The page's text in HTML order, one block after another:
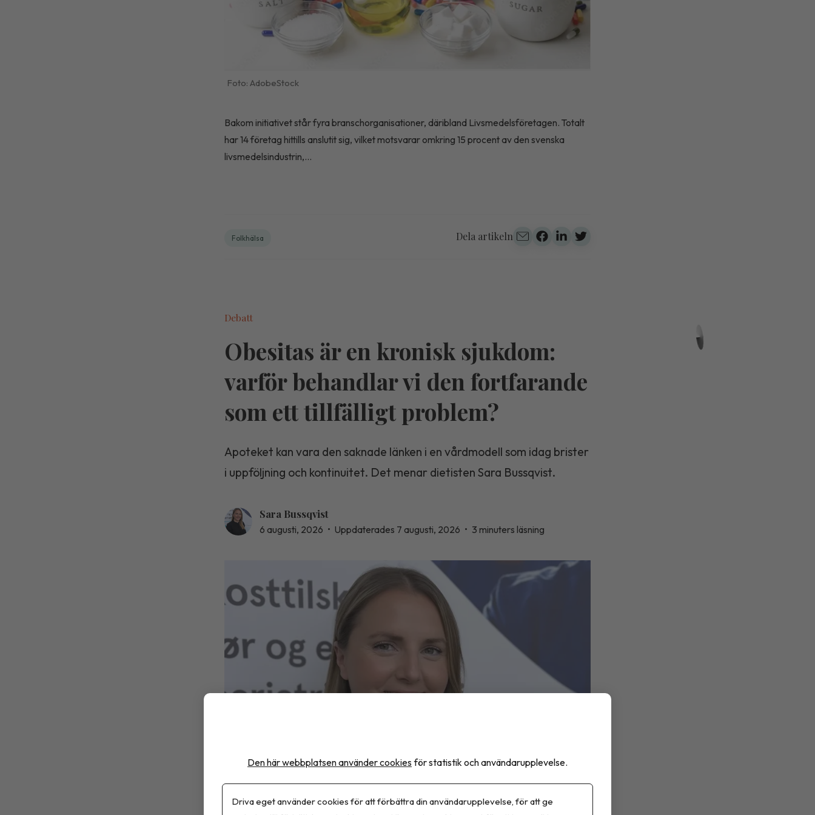
AdobeStock
Bakom initiativet står fyra branschorganisationer, däribland Livsmedelsföretagen. Totalt
har 14 företag hittills anslutit sig, vilket motsvarar omkring 15 procent av den svenska
livsmedelsindustrin,...
Folkhälsa Dela artikeln
Debatt
Obesitas är en kronisk sjukdom:
varför behandlar vi den fortfarande
som ett tillfälligt problem?
Apoteket kan vara den saknade länken i en vårdmodell som idag brister
i uppföljning och kontinuitet. Det menar dietisten Sara Bussqvist.
Sara Bussqvist
6 augusti, 2026 • Uppdaterades 7 augusti, 2026 • 3 minuters läsning
Den här webbplatsen använder cookies för statistik och användarupplevelse.
Driva eget använder cookies för att förbättra din användarupplevelse, för att ge